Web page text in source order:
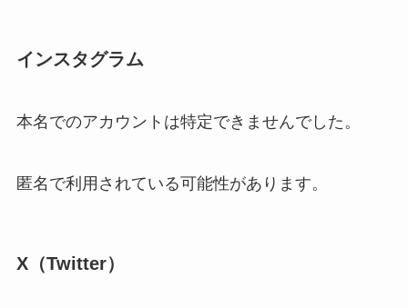
インスタグラム
本名でのアカウントは特定できませんでした。
匿名で利用されている可能性があります。
X（Twitter）